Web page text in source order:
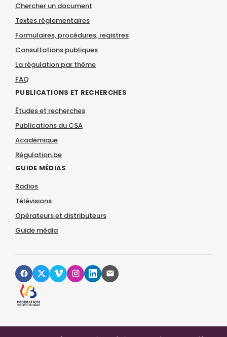
Chercher un document
Textes réglementaires
Formulaires, procédures, registres
Consultations publiques
La régulation par thème
FAQ
PUBLICATIONS ET RECHERCHES
Études et recherches
Publications du CSA
Académique
Régulation.be
GUIDE MÉDIAS
Radios
Télévisions
Opérateurs et distributeurs
Guide média